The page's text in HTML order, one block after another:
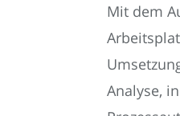
Mit dem
Analyse,